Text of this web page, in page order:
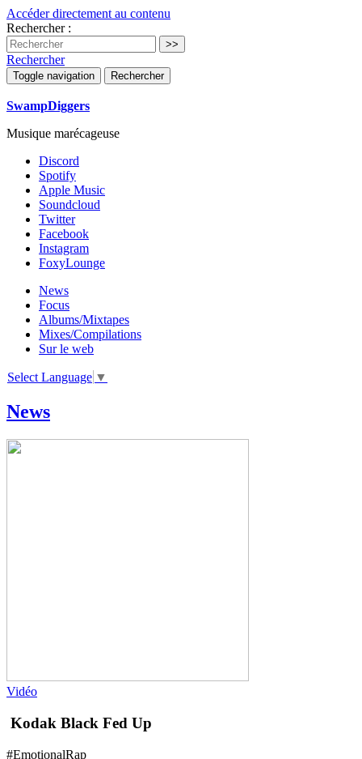
Accéder directement au contenu
Rechercher :
Rechercher
Toggle navigation Rechercher
SwampDiggers
Musique marécageuse
Discord
Spotify
Apple Music
Soundcloud
Twitter
Facebook
Instagram
FoxyLounge
News
Focus
Albums/Mixtapes
Mixes/Compilations
Sur le web
Select Language ▼
News
Vidéo
Kodak Black Fed Up
#EmotionalRap